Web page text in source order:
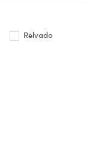
Relvado